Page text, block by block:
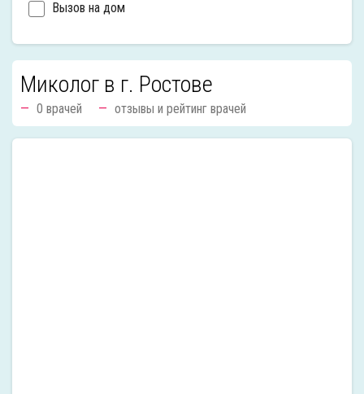
Вызов на дом
Миколог в г. Ростове
0 врачей отзывы и рейтинг врачей